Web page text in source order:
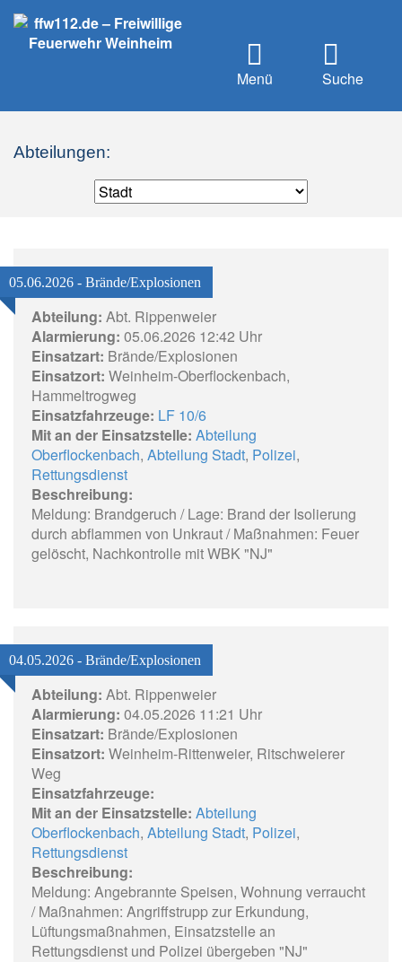
Menü Suche
Abteilungen:
05.06.2026 - Brände/Explosionen
Abteilung: Abt. Rippenweier
Alarmierung: 05.06.2026 12:42 Uhr
Einsatzart: Brände/Explosionen
Einsatzort: Weinheim-Oberflockenbach,
Hammeltrogweg
Einsatzfahrzeuge: LF 10/6
Mit an der Einsatzstelle: Abteilung
Oberflockenbach, Abteilung Stadt, Polizei,
Rettungsdienst
Beschreibung:
Meldung: Brandgeruch / Lage: Brand der Isolierung
durch abflammen von Unkraut / Maßnahmen: Feuer
gelöscht, Nachkontrolle mit WBK "NJ"
04.05.2026 - Brände/Explosionen
Abteilung: Abt. Rippenweier
Alarmierung: 04.05.2026 11:21 Uhr
Einsatzart: Brände/Explosionen
Einsatzort: Weinheim-Rittenweier, Ritschweierer
Weg
Einsatzfahrzeuge:
Mit an der Einsatzstelle: Abteilung
Oberflockenbach, Abteilung Stadt, Polizei,
Rettungsdienst
Beschreibung:
Meldung: Angebrannte Speisen, Wohnung verraucht
/ Maßnahmen: Angriffstrupp zur Erkundung,
Lüftungsmaßnahmen, Einsatzstelle an
Rettungsdienst und Polizei übergeben "NJ"